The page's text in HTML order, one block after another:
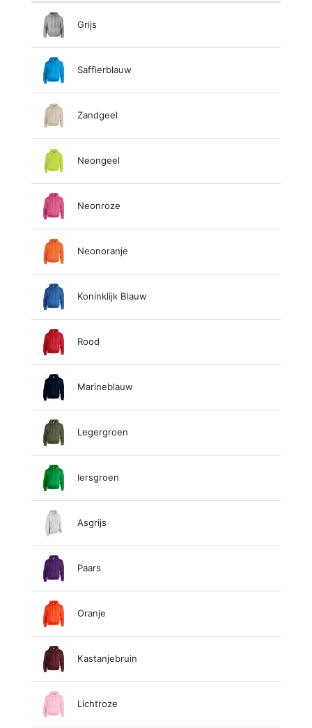
Grijs
Saffierblauw
Zandgeel
Neongeel
Neonroze
Neonoranje
Koninklijk Blauw
Rood
Marineblauw
Legergroen
Iersgroen
Asgrijs
Paars
Oranje
Kastanjebruin
Lichtroze